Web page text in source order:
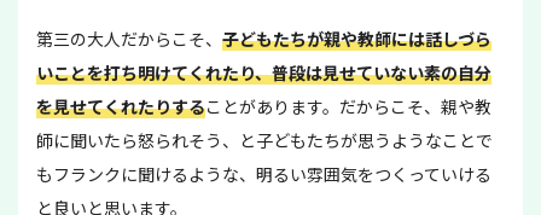
第三の大人だからこそ、 子どもたちが親や教師には話しづら
いことを打ち明けてくれたり、普段は見せていない素の自分
を見せてくれたりすることがあります。だからこそ、親や教
師に聞いたら怒られそう、と子どもたちが思うようなことで
もフランクに聞けるような、明るい雰囲気をつくっていける
と良いと思います。